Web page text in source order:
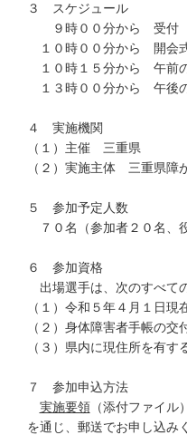
３ スケジュール
９時００分から 受付
１０時００分から 開会
１０時１５分から 午前
１３時００分から 午後
４ 実施機関
（１）主催 三重県
（２）実施主体 三重県障
５ 参加予定人数
７０名（参加者２０名、
６ 参加資格
出場選手は、次のすべて
（１）令和５年４月１日現
（２）身体障害者手帳の交
（３）県内に現住所を有
７ 参加申込方法
実施要領（添付ファイル
を通じ、郵送でお申し込み